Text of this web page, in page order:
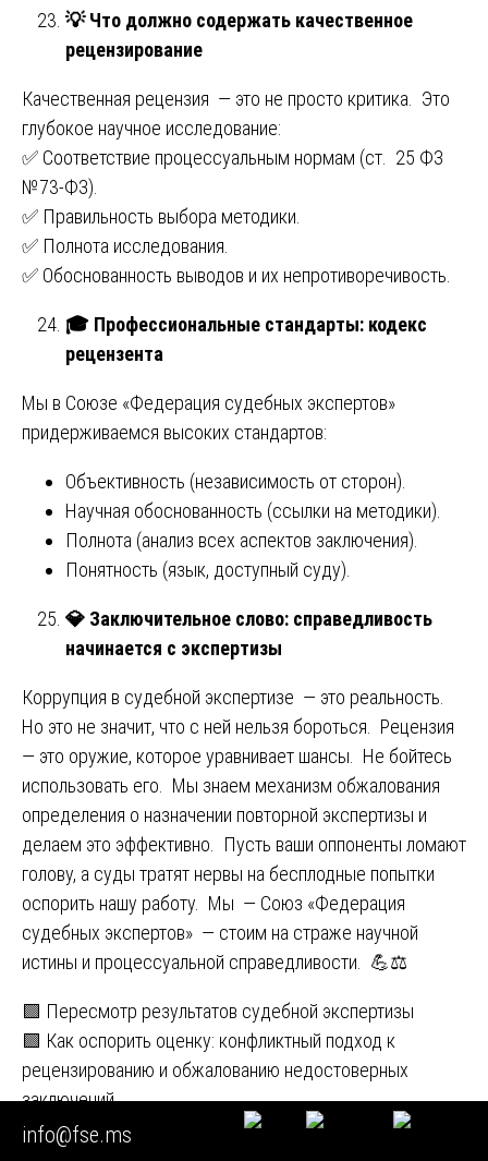
💡Что должно содержать качественное
рецензирование
Качественная рецензия — это не просто критика. Это
глубокое научное исследование:
✅ Соответствие процессуальным нормам (ст. 25 ФЗ
№73-ФЗ).
✅ Правильность выбора методики.
✅ Полнота исследования.
✅ Обоснованность выводов и их непротиворечивость.
🎓 Профессиональные стандарты: кодекс
рецензента
Мы в Союзе «Федерация судебных экспертов»
придерживаемся высоких стандартов:
Объективность (независимость от сторон).
Научная обоснованность (ссылки на методики).
Полнота (анализ всех аспектов заключения).
Понятность (язык, доступный суду).
💎 Заключительное слово: справедливость
начинается с экспертизы
Коррупция в судебной экспертизе — это реальность.
Но это не значит, что с ней нельзя бороться. Рецензия
— это оружие, которое уравнивает шансы. Не бойтесь
использовать его. Мы знаем механизм обжалования
определения о назначении повторной экспертизы и
делаем это эффективно. Пусть ваши оппоненты ломают
голову, а суды тратят нервы на бесплодные попытки
оспорить нашу работу. Мы — Союз «Федерация
судебных экспертов» — стоим на страже научной
истины и процессуальной справедливости. 💪⚖️
Навигация
по
записям
🟩 Пересмотр результатов судебной экспертизы
🟩 Как оспорить оценку: конфликтный подход к
рецензированию и обжалованию недостоверных
заключений
Похожие статьи
info@fse.ms